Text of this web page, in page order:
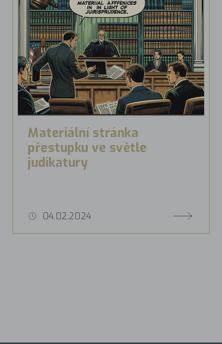
Materiální stránka
přestupku ve světle
judikatury
04.02.2024